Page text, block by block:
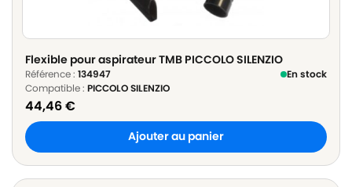
Flexible pour aspirateur TMB PICCOLO SILENZIO
Référence : 134947
En stock
Compatible : PICCOLO SILENZIO
44,46€
Ajouter au panier